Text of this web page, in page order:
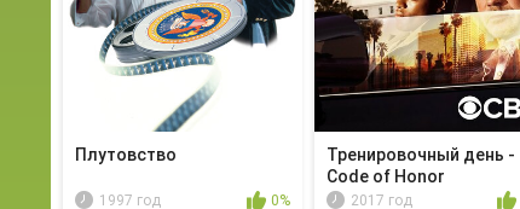
Плутовство
1997 год 0%
Тренировочный день -
Code of Honor
2017 год